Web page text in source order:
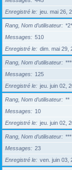
Enregistré le
jeu. mai 26,
Rang, Nom d’utilisateur *2*
Messages
510
Enregistré le
dim. mai 29,
Rang, Nom d’utilisateur
Messages
125
Enregistré le
jeu. juin 02,
Rang, Nom d’utilisateur **
Messages
10
Enregistré le
jeu. juin 02,
Rang, Nom d’utilisateur ***
Messages
23
Enregistré le
ven. juin 03,